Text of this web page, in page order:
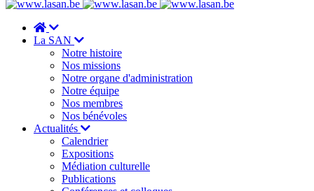
La SAN
Notre histoire
Nos missions
Notre organe d'administration
Notre équipe
Nos membres
Nos bénévoles
Actualités
Calendrier
Expositions
Médiation culturelle
Publications